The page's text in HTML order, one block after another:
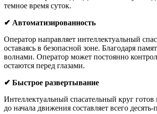
темное время суток.
✔ Автоматизированность
Оператор направляет интеллектуальный
оставаясь в безопасной зоне. Благодаря
волнами. Оператор может постоянно
остаются перед глазами.
✔ Быстрое развертывание
Интеллектуальный спасательный круг
до начала движения составляет всего